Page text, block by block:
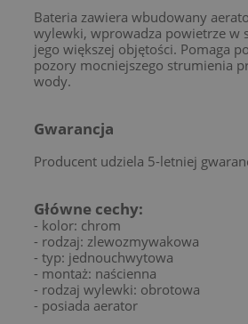
Bateria zawiera wbudowany
wylewki, wprowadza powietrze w
jego większej objętości. Pomaga
pozory mocniejszego strumienia
wody.
Gwarancja
Producent udziela 5-letniej
Główne cechy:
- kolor: chrom
- rodzaj: zlewozmywakowa
- typ: jednouchwytowa
- montaż: naścienna
- rodzaj wylewki: obrotowa
- posiada aerator